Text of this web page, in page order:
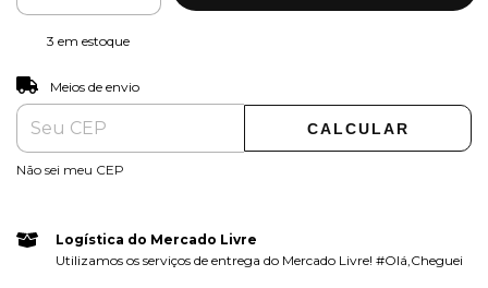
3 em estoque
Entregas para o CEP:
Meios de envio
CALCULAR
Não sei meu CEP
Logística do Mercado Livre
Utilizamos os serviços de entrega do Mercado Livre! #Olá,Cheguei